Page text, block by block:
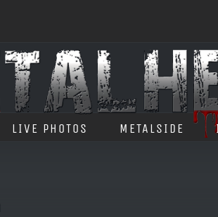
LIVE PHOTOS METALSIDE